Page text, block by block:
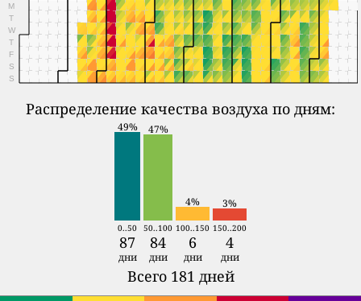
M
T
W
T
F
S
S
Распределение качества воздуха по дням:
49% 47%
4% 3%
0..50 50..100 100..150 150..200
87 84 6 4
дни дни дни дни
Всего 181 дней